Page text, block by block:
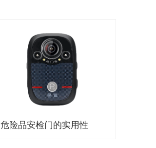
危险品安检门的实用性